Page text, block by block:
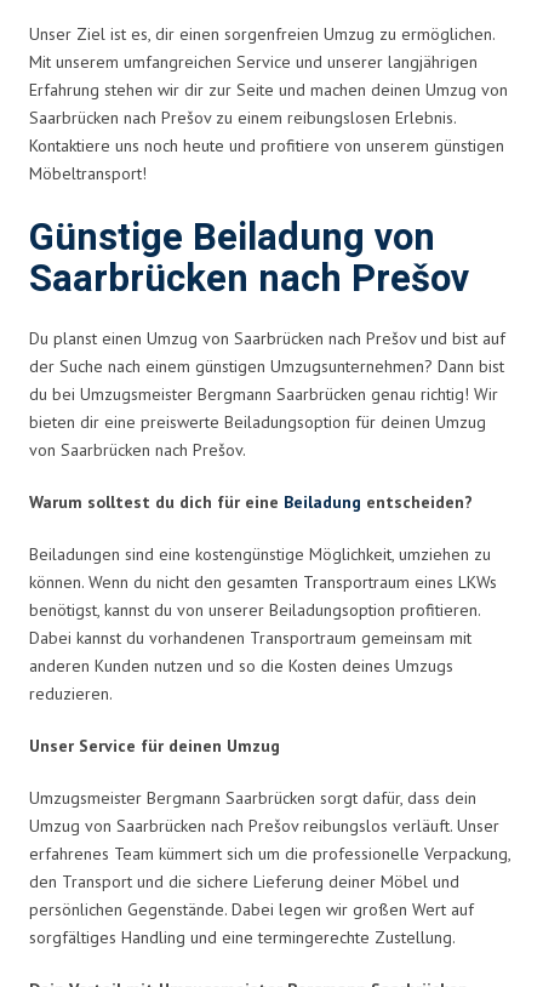
Unser Ziel ist es, dir einen sorgenfreien Umzug zu ermöglichen.
Mit unserem umfangreichen Service und unserer langjährigen
Erfahrung stehen wir dir zur Seite und machen deinen Umzug von
Saarbrücken nach Prešov zu einem reibungslosen Erlebnis.
Kontaktiere uns noch heute und profitiere von unserem günstigen
Möbeltransport!
Günstige Beiladung von
Saarbrücken nach Prešov
Du planst einen Umzug von Saarbrücken nach Prešov und bist auf
der Suche nach einem günstigen Umzugsunternehmen? Dann bist
du bei Umzugsmeister Bergmann Saarbrücken genau richtig! Wir
bieten dir eine preiswerte Beiladungsoption für deinen Umzug
von Saarbrücken nach Prešov.
Warum solltest du dich für eine Beiladung entscheiden?
Beiladungen sind eine kostengünstige Möglichkeit, umziehen zu
können. Wenn du nicht den gesamten Transportraum eines LKWs
benötigst, kannst du von unserer Beiladungsoption profitieren.
Dabei kannst du vorhandenen Transportraum gemeinsam mit
anderen Kunden nutzen und so die Kosten deines Umzugs
reduzieren.
Unser Service für deinen Umzug
Umzugsmeister Bergmann Saarbrücken sorgt dafür, dass dein
Umzug von Saarbrücken nach Prešov reibungslos verläuft. Unser
erfahrenes Team kümmert sich um die professionelle Verpackung,
den Transport und die sichere Lieferung deiner Möbel und
persönlichen Gegenstände. Dabei legen wir großen Wert auf
sorgfältiges Handling und eine termingerechte Zustellung.